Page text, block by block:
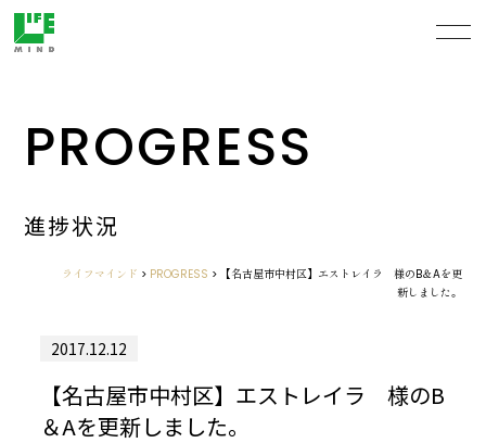
PROGRESS
進捗状況
ライフマインド > PROGRESS >
【名古屋市中村区】エストレイラ 様のB＆Aを更
新しました。
2017.12.12
【名古屋市中村区】エストレイラ 様のB
＆Aを更新しました。